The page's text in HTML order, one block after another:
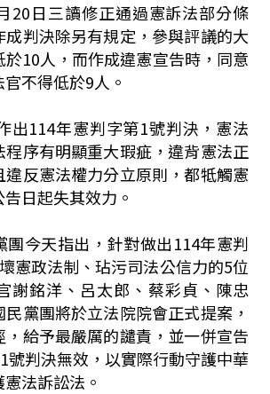
20日三讀修正通過憲訴法部分條
判決除另有規定，參與評議的大
10人，而作成違憲宣告時，同意
不得低於9人。
出114年憲判字第1號判決，憲法
程序有明顯重大瑕疵，違背憲法正
違反憲法權力分立原則，都牴觸憲
日起失其效力。
團今天指出，針對做出114年憲判
憲政法制、玷污司法公信力的5位
謝銘洋、呂太郎、蔡彩貞、陳忠
黨團將於立法院院會正式提案，
，給予最嚴厲的譴責，並一併宣告
號判決無效，以實際行動守護中華
法訴訟法。